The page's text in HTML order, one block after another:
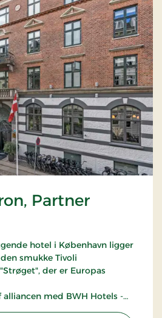
Partner
hotel i København ligger
smukke Tivoli
der er Europas
med BWH Hotels -